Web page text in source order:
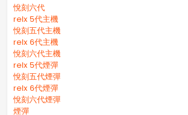
悅刻六代
relx 5代主機
悅刻五代主機
relx 6代主機
悅刻六代主機
relx 5代煙彈
悅刻五代煙彈
relx 6代煙彈
悅刻六代煙彈
煙彈